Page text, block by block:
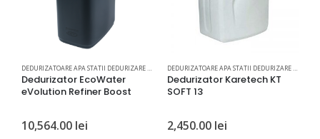
DEDURIZATOARE APA STATII DEDURIZARE APA
Dedurizator EcoWater
eVolution Refiner Boost
10,564.00 lei
DEDURIZATOARE APA STATII DEDURIZARE APA
Dedurizator Karetech KT
SOFT 13
2,450.00 lei